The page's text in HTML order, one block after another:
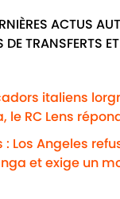
ACTUS
DE TRANSFERTS
italiens
le RC Lens
: Los Angeles
et exige un